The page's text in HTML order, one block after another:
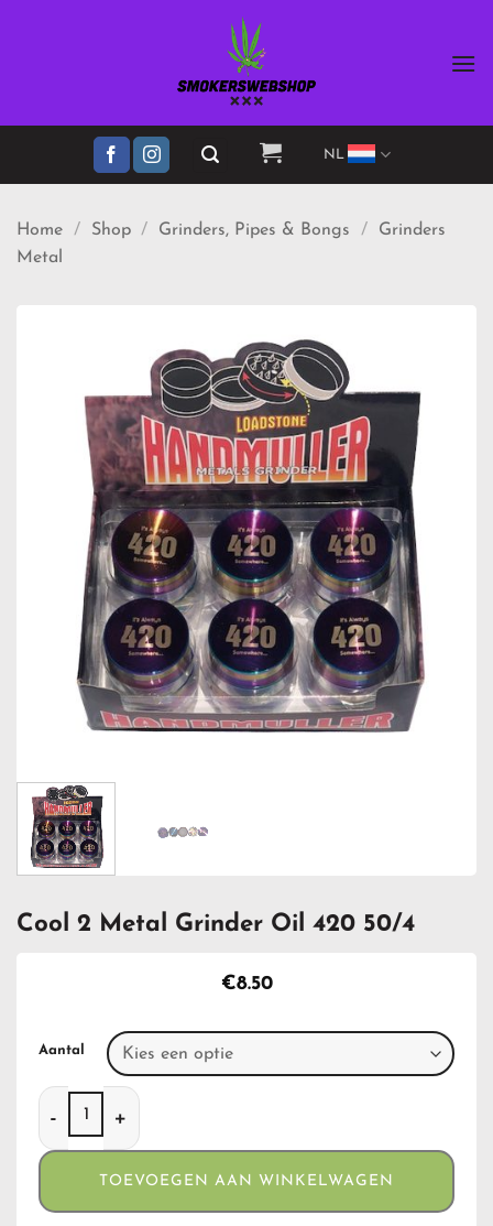
NL
Home / Shop / Grinders, Pipes & Bongs /
Grinders
Metal
Cool 2 Metal Grinder Oil 420 50/4
€8.50
Aantal
Cool 2 Metal Grinder Oil 420 50/4 aantal
TOEVOEGEN AAN WINKELWAGEN